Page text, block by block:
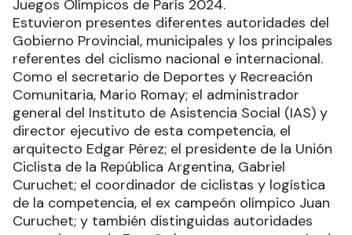
Juegos Olímpicos de París 2024.
Estuvieron presentes diferentes autoridades del
Gobierno Provincial, municipales y los principales
referentes del ciclismo nacional e internacional.
Como el secretario de Deportes y Recreación
Comunitaria, Mario Romay; el administrador
general del Instituto de Asistencia Social (IAS) y
director ejecutivo de esta competencia, el
arquitecto Edgar Pérez; el presidente de la Unión
Ciclista de la República Argentina, Gabriel
Curuchet; el coordinador de ciclistas y logística
de la competencia, el ex campeón olímpico Juan
Curuchet; y también distinguidas autoridades